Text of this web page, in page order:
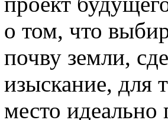
о том, что
почву земли,
изыскание, для
место идеально